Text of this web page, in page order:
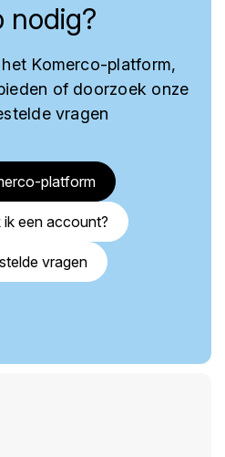
nodig?
Komerco-platform,
of doorzoek onze
vragen
platform
ik een account?
vragen